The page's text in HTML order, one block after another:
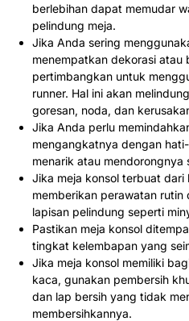
berlebihan dapat memudar
pelindung meja.
Jika Anda sering
menempatkan dekorasi atau
pertimbangkan untuk
runner. Hal ini akan
goresan, noda, dan
Jika Anda perlu
mengangkatnya dengan
menarik atau mendorongnya
Jika meja konsol terbuat
memberikan perawatan rutin
lapisan pelindung seperti
Pastikan meja konsol
tingkat kelembapan yang
Jika meja konsol memiliki
kaca, gunakan pembersih
dan lap bersih yang tidak
membersihkannya.